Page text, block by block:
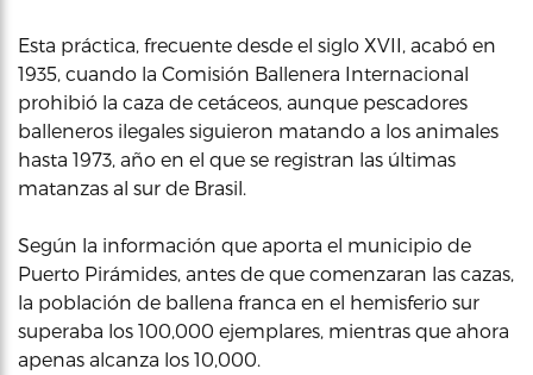
Esta práctica, frecuente desde el siglo XVII, acabó en
1935, cuando la Comisión Ballenera Internacional
prohibió la caza de cetáceos, aunque pescadores
balleneros ilegales siguieron matando a los animales
hasta 1973, año en el que se registran las últimas
matanzas al sur de Brasil.
Según la información que aporta el municipio de
Puerto Pirámides, antes de que comenzaran las cazas,
la población de ballena franca en el hemisferio sur
superaba los 100,000 ejemplares, mientras que ahora
apenas alcanza los 10,000.